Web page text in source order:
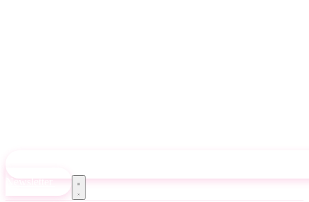
Newsletter